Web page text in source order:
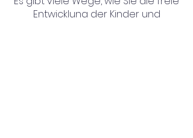
Entwicklung der Kinder und